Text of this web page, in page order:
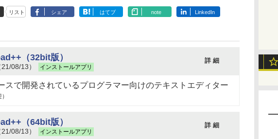
リスト シェア はてブ note LinkedIn
（32bit版）
08/13） インストールアプリ
詳 細
スで開発されているプログラマー向けのテキストエディター
（64bit版）
08/13） インストールアプリ
詳 細